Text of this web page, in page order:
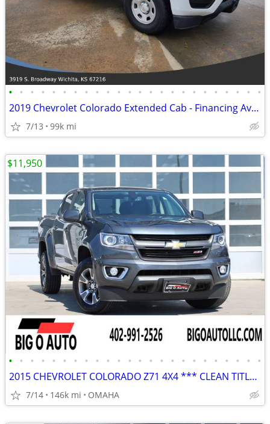
• • • • • • • • • • • • • • • • • • • • • • • •
2019 Chevrolet Colorado Extended Cab - Financing Available!
7/13 99k mi
• • • • • • • • • • • • • • • • • • • • • • • •
2015 CHEVROLET COLORADO Z71 4X4 *** CLEAN TITLE W/146K MILES***
7/14 146k mi OMAHA
$11,950